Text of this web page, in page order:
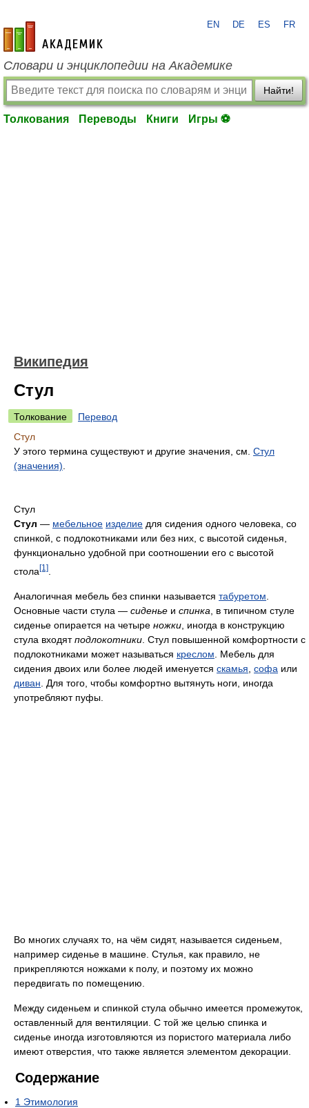
academic.ru
EN DE ES FR
Словари и энциклопедии на Академике
Найти!
Толкования Переводы Книги Игры ⚽
Википедия
Стул
Толкование
Перевод
Стул
У этого термина существуют и другие значения, см. Стул
(значения)
Стул
Стул — мебельное изделие для сидения одного человека, со
спинкой, с подлокотниками или без них, с высотой сиденья,
функционально удобной при соотношении его с высотой
стола[1]
Аналогичная мебель без спинки называется табуретом
Основные части стула — сиденье и спинка , в типичном стуле
сиденье опирается на четыре ножки , иногда в конструкцию
стула входятподлокотники . Стул повышенной комфортности с
подлокотниками может называться креслом . Мебель для
сидения двоих или более людей именуется скамья софа или
диван . Для того, чтобы комфортно вытянуть ноги, иногда
употребляют пуфы.
Во многих случаях то, на чём сидят, называется сиденьем,
например сиденье в машине. Стулья, как правило, не
прикрепляются ножками к полу, и поэтому их можно
передвигать по помещению.
Между сиденьем и спинкой стула обычно имеется промежуток,
оставленный для вентиляции. С той же целью спинка и
сиденье иногда изготовляются из пористого материала либо
имеют отверстия, что также является элементом декорации.
Содержание
1 Этимология